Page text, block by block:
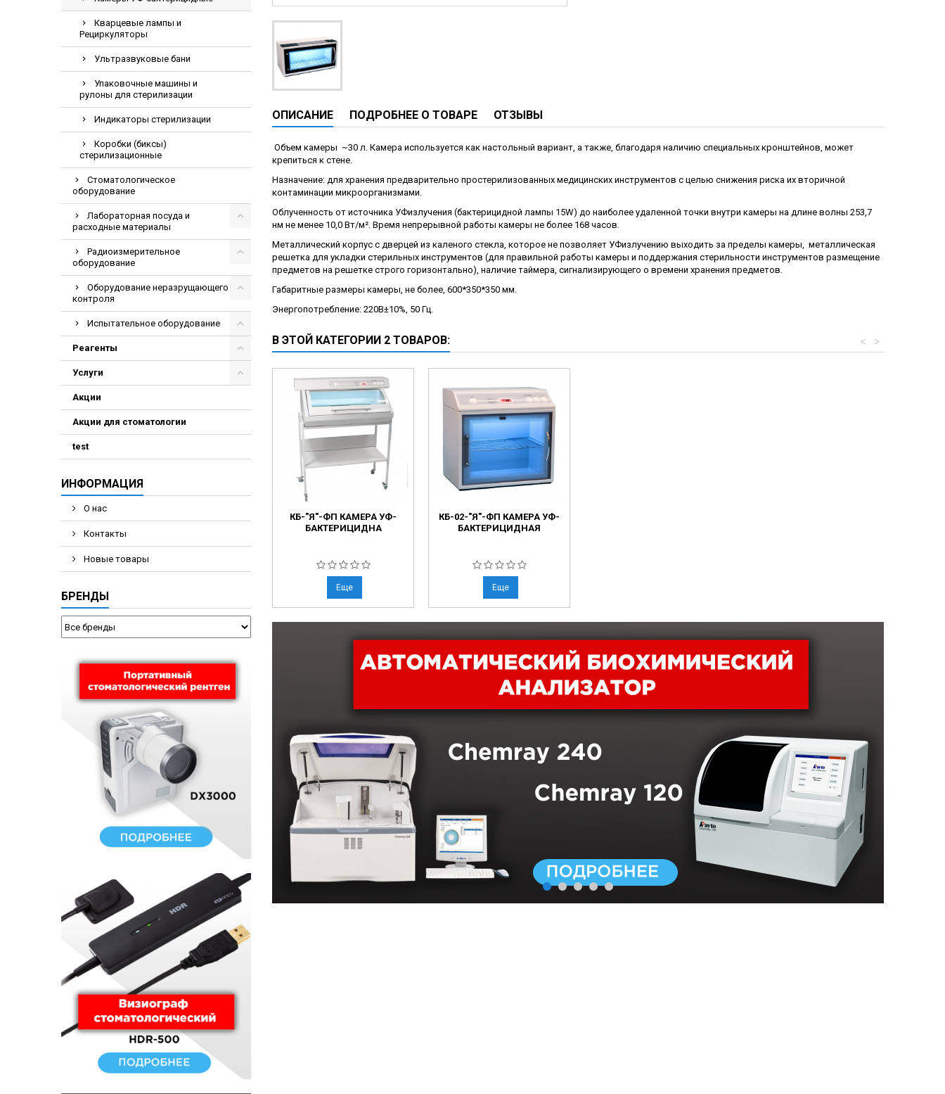
Насосы шприцевые и инфузионные
Рентгеновское оборудование и маммографы
Тракционные кровати
Электрокардиографы
Электрохирургические коагуляторы
Экстракторы нуклеиновых кислот
Кварцевые лампы и
Рециркуляторы
Ультразвуковые бани
Упаковочные машины и
рулоны для стерилизации
Индикаторы стерилизации
Коробки (биксы)
стерилизационные
Стоматологическое
оборудование
Лабораторная посуда и
расходные материалы
Радиоизмерительное
оборудование
Оборудование неразрущающего
контроля
Испытательное оборудование
Реагенты
Услуги
Акции
Акции для стоматологии
test
ИНФОРМАЦИЯ
О нас
Контакты
Новые товары
БРЕНДЫ
ОПИСАНИЕ ПОДРОБНЕЕ О ТОВАРЕ ОТЗЫВЫ
Объем камеры ~30 л. Камера используется как настольный вариант, а также, благодаря наличию специальных кронштейнов, может
крепиться к стене.
Назначение: для хранения предварительно простерилизованных медицинских инструментов с целью снижения риска их вторичной
контаминации микроорганизмами.
Облученность от источника УФизлучения (бактерицидной лампы 15W) до наиболее удаленной точки внутри камеры на длине волны 253,7
нм не менее 10,0 Вт/м². Время непрерывной работы камеры не более 168 часов.
Металлический корпус с дверцей из каленого стекла, которое не позволяет УФизлучению выходить за пределы камеры, металлическая
решетка для укладки стерильных инструментов (для правильной работы камеры и поддержания стерильности инструментов размещение
предметов на решетке строго горизонтально), наличие таймера, сигнализирующего о времени хранения предметов.
Габаритные размеры камеры, не более, 600*350*350 мм.
Энергопотребление: 220В±10%, 50 Гц.
В ЭТОЙ КАТЕГОРИИ 2 ТОВАРОВ: >
<
КБ-"Я"-ФП КАМЕРА УФ-
БАКТЕРИЦИДНА
Еще
КБ-02-"Я"-ФП КАМЕРА УФ-
БАКТЕРИЦИДНАЯ
Еще